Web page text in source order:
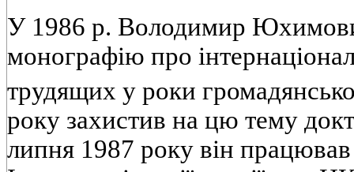
У 1986 р. Володимир
монографiю про
трудящих у роки
року захистив на цю тему
липня 1987 року вiн